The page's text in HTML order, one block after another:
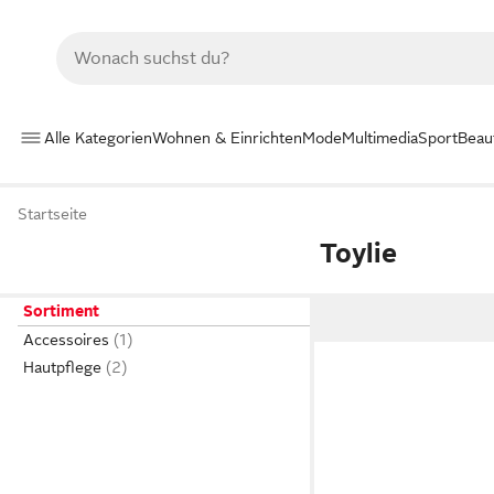
Alle KategorienWohnen & EinrichtenModeMultimediaSport
Startseite
Toylie
Sortiment
Accessoires
Hautpflege